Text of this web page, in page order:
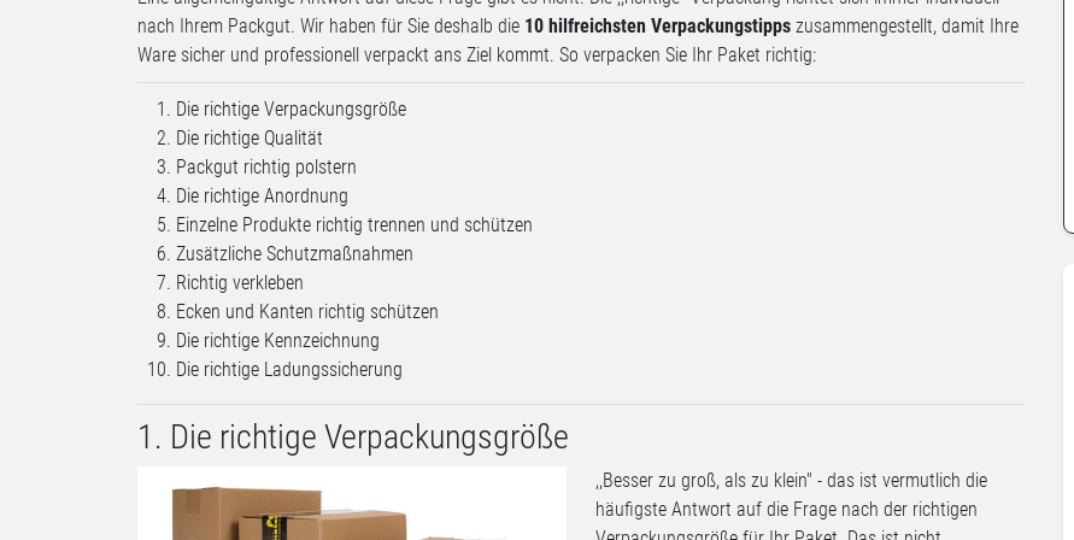
nach Ihrem Packgut. Wir haben für Sie deshalb die 10 hilfreichsten Verpackungstipps zusammengestellt, damit Ihre
Ware sicher und professionell verpackt ans Ziel kommt. So verpacken Sie Ihr Paket richtig:
Die richtige Verpackungsgröße
Die richtige Qualität
Packgut richtig polstern
Die richtige Anordnung
Einzelne Produkte richtig trennen und schützen
Zusätzliche Schutzmaßnahmen
Richtig verkleben
Ecken und Kanten richtig schützen
Die richtige Kennzeichnung
Die richtige Ladungssicherung
1. Die richtige Verpackungsgröße
,,Besser zu groß, als zu klein" - das ist vermutlich die
häufigste Antwort auf die Frage nach der richtigen